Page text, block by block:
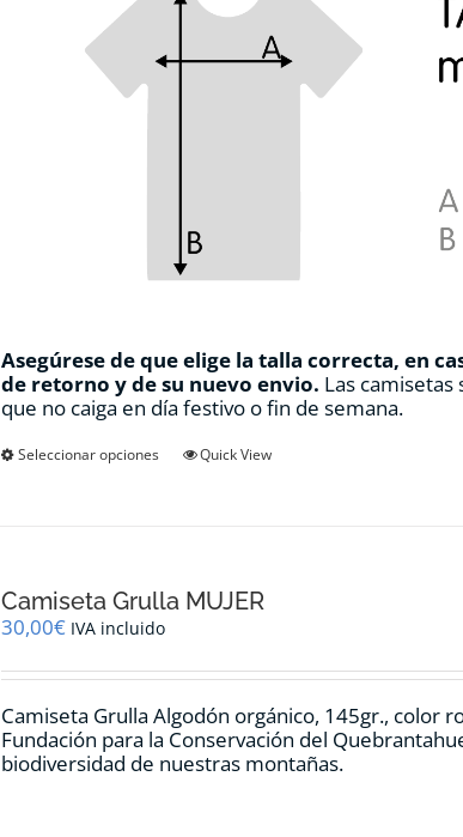
Asegúrese de que elige la talla correcta, en
de retorno y de su nuevo envio. Las
que no caiga en día festivo o fin de semana.
Seleccionar opciones
Este
opciones
elegir
la
página
de
Quick View
Camiseta Grulla MUJER
30,00€ IVA incluido
Camiseta Grulla Algodón orgánico, 145gr., color
Fundación para la Conservación del
biodiversidad de nuestras montañas.